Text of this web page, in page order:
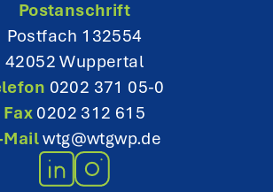
Postanschrift
Postfach 132554
42052 Wuppertal
0202 371 05-0
Fax 0202 312 615
Mailwtg@wtgwp.de